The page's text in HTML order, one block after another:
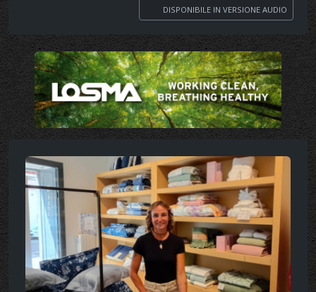
DISPONIBILE IN VERSIONE AUDIO